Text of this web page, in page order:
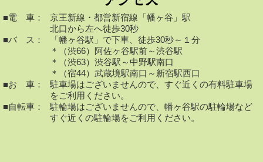
■電 車：
京王新線・都営新宿線「幡ヶ谷」駅
北口から左へ徒歩30秒
■バ ス：
「幡ヶ谷駅」で下車、徒歩30秒～１分
＊（渋66）阿佐ヶ谷駅前～渋谷駅
＊（渋63）渋谷駅～中野駅南口
＊（宿44）武蔵境駅南口～新宿駅西口
■お 車：
駐車場はございませんので、すぐ近くの有料駐車場
をご利用ください。
■自転車：
駐輪場はございませんので、幡ヶ谷駅の駐輪場など
すぐ近くの駐輪場をご利用ください。